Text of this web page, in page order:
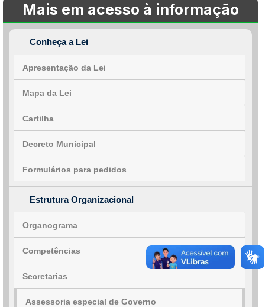
Mais em acesso à informação
Conheça a Lei
Apresentação da Lei
Mapa da Lei
Cartilha
Decreto Municipal
Formulários para pedidos
Estrutura Organizacional
Organograma
Competências
Secretarias
Assessoria especial de Governo